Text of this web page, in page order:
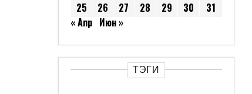
25
26 27 28 29 30
31
« Апр Июн »
ТЭГИ